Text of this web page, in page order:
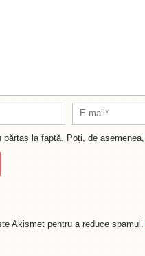
părtaș la faptă. Poți, de asemenea,
Akismet pentru a reduce spamul.